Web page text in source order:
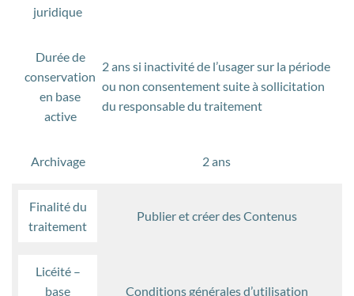
juridique
Durée de
conservation
en base
active
2 ans si inactivité de l’usager sur la période
ou non consentement suite à sollicitation
du responsable du traitement
Archivage 2 ans
Finalité du
traitement
Publier et créer des Contenus
Licéité –
base
Conditions générales d’utilisation